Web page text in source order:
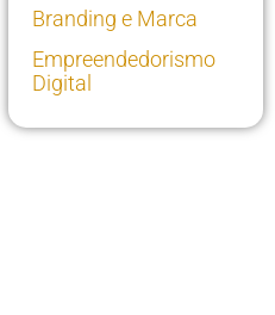
Branding e Marca
Empreendedorismo
Digital